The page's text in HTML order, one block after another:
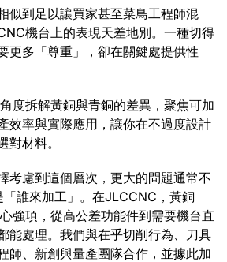
似到足以讓買家甚至菜鳥工程師混
機台上的表現天差地別。一種切得
更多「尊重」，卻在關鍵處提供性
度拆解黃銅與青銅的差異，聚焦可加
效率與實際應用，讓你在不過度設計
對材料。
考慮到這個層次，更大的問題通常不
誰來加工」。在JLCCNC，黃銅
強項，從高公差功能件到需要機台直
能處理。我們與在乎切削行為、刀具
師、新創與量產團隊合作，並據此加